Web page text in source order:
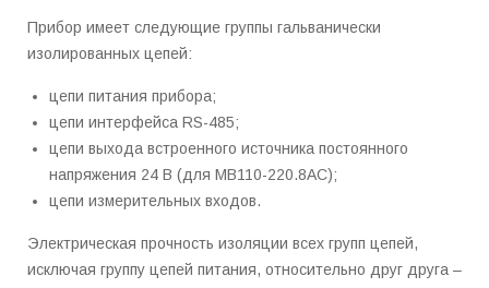
Прибор имеет следующие группы гальванически
изолированных цепей:
цепи питания прибора;
цепи интерфейса RS-485;
цепи выхода встроенного источника постоянного
напряжения 24 В (для МВ110-220.8АС);
цепи измерительных входов.
Электрическая прочность изоляции всех групп цепей,
исключая группу цепей питания, относительно друг друга –